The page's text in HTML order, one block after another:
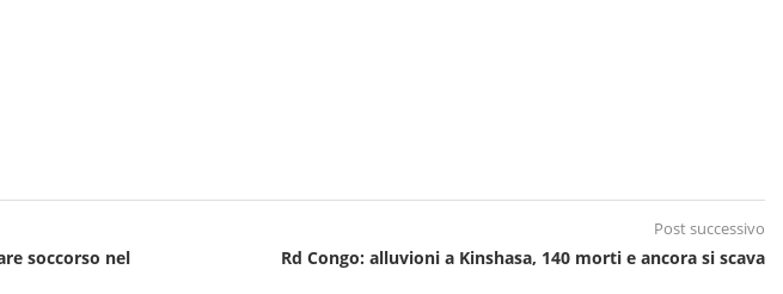
soccorso nel
Post successivo
Rd Congo: alluvioni a Kinshasa, 140 morti e ancora si scava